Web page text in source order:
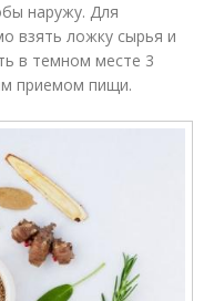
наружу. Для
взять ложку сырья и
в темном месте 3
приемом пищи.